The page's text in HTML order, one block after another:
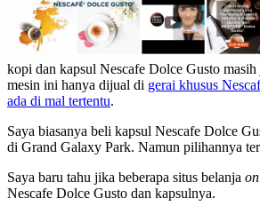
kopi dan kapsul Nescafe Dolce Gusto
mesin ini hanya dijual di gerai khusus
ada di mal tertentu.
Saya biasanya beli kapsul Nescafe Dolce
di Grand Galaxy Park. Namun pilihannya
Saya baru tahu jika beberapa situs belanja
Nescafe Dolce Gusto dan kapsulnya.